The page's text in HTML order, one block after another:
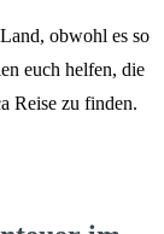
obwohl es so
euch helfen, die
Reise zu finden.